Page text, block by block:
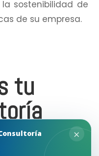
sostenibilidad de
de su empresa.
tu
×